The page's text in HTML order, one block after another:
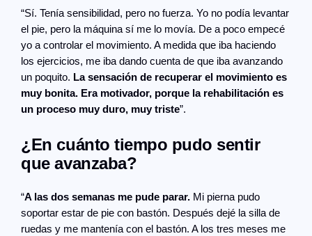
“Sí. Tenía sensibilidad, pero no fuerza. Yo no podía levantar
el pie, pero la máquina sí me lo movía. De a poco empecé
yo a controlar el movimiento. A medida que iba haciendo
los ejercicios, me iba dando cuenta de que iba avanzando
un poquito. La sensación de recuperar el movimiento es
muy bonita. Era motivador, porque la rehabilitación es
un proceso muy duro, muy triste”.
¿En cuánto tiempo pudo sentir
que avanzaba?
“A las dos semanas me pude parar. Mi pierna pudo
soportar estar de pie con bastón. Después dejé la silla de
ruedas y me mantenía con el bastón. A los tres meses me